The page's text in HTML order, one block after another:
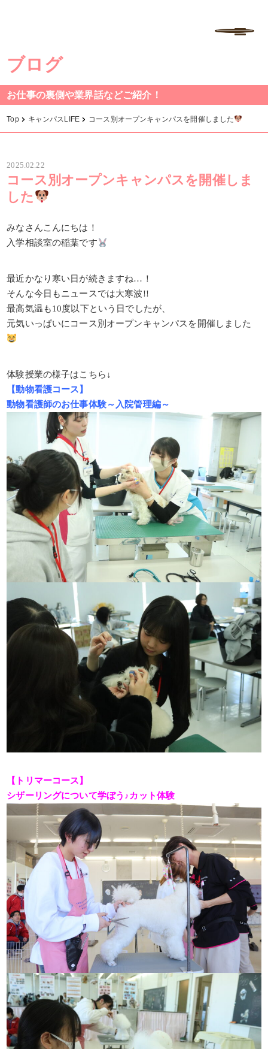
学校法人中村学園 専門学校ちば愛犬動物フラワー学園
MENU
ブログ
お仕事の裏側や業界話などご紹介！
Top キャンパスLIFE コース別オープンキャンパスを開催しました
2025.02.22
コース別オープンキャンパスを開催しま
した
みなさんこんにちは！
入学相談室の稲葉です
最近かなり寒い日が続きますね…！
そんな今日もニュースでは大寒波!!
最高気温も10度以下という日でしたが、
元気いっぱいにコース別オープンキャンパスを開催しました
体験授業の様子はこちら↓
【動物看護コース】
動物看護師のお仕事体験～入院管理編～
【トリマーコース】
シザーリングについて学ぼう♪カット体験